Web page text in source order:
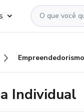
Empreendedorismo
Individual